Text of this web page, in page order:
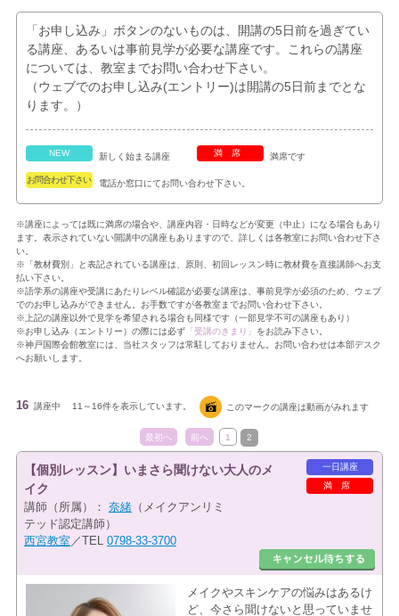
「お申し込み」ボタンのないものは、開講の5日前を過ぎてい
る講座、あるいは事前見学が必要な講座です。これらの講座
については、教室までお問い合わせ下さい。
（ウェブでのお申し込み(エントリー)は開講の5日前までとな
ります。）
NEW 新しく始まる講座 満席 満席です
お問合わせ下さい 電話か窓口にてお問い合わせ下さい。
※講座によっては既に満席の場合や、講座内容・日時などが変更（中止）になる場合もあり
ます。表示されていない開講中の講座もありますので、詳しくは各教室にお問い合わせ下さ
い。
※「教材費別」と表記されている講座は、原則、初回レッスン時に教材費を直接講師へお支
払い下さい。
※語学系の講座や受講にあたりレベル確認が必要な講座は、事前見学が必須のため、ウェブ
でのお申し込みができません。お手数ですが各教室までお問い合わせ下さい。
※上記の講座以外で見学を希望される場合も同様です（一部見学不可の講座もあり）
※お申し込み（エントリー）の際には必ず「受講のきまり」 をお読み下さい。
※神戸国際会館教室には、当社スタッフは常駐しておりません。お問い合わせは本部デスク
へお願いします。
16 講座中 11～16件を表示しています。 このマークの講座は動画がみれます
最初へ 前へ 1 2
一日講座
満席
【個別レッスン】いまさら聞けない大人のメ
イク
講師（所属）： 奈緒（メイクアンリミ
テッド認定講師）
西宮教室 ／TEL 0798-33-3700
メイクやスキンケアの悩みはあるけ
ど、今さら聞けないと思っていませ